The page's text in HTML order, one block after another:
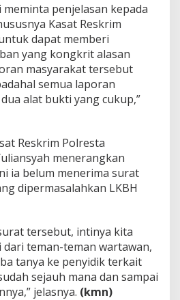
meminta penjelasan kepada
Kasat Reskrim
dapat memberi
yang kongkrit alasan
masyarakat tersebut
semua laporan
alat bukti yang cukup,”
Reskrim Polresta
menerangkan
ia belum menerima surat
dipermasalahkan LKBH
tersebut, intinya kita
teman-teman wartawan,
tanya ke penyidik terkait
sejauh mana dan sampai
jelasnya. (kmn)